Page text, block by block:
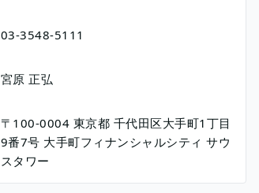
03-3548-5111
宮原 正弘
〒100-0004 東京都 千代田区大手町1丁目
9番7号 大手町フィナンシャルシティ サウ
スタワー